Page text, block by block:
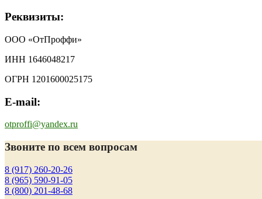
Реквизиты:
ООО «ОтПроффи»
ИНН 1646048217
ОГРН 1201600025175
E-mail:
otproffi@yandex.ru
Звоните по всем вопросам
8 (917) 260-20-26
8 (965) 590-91-05
8 (800) 201-48-68